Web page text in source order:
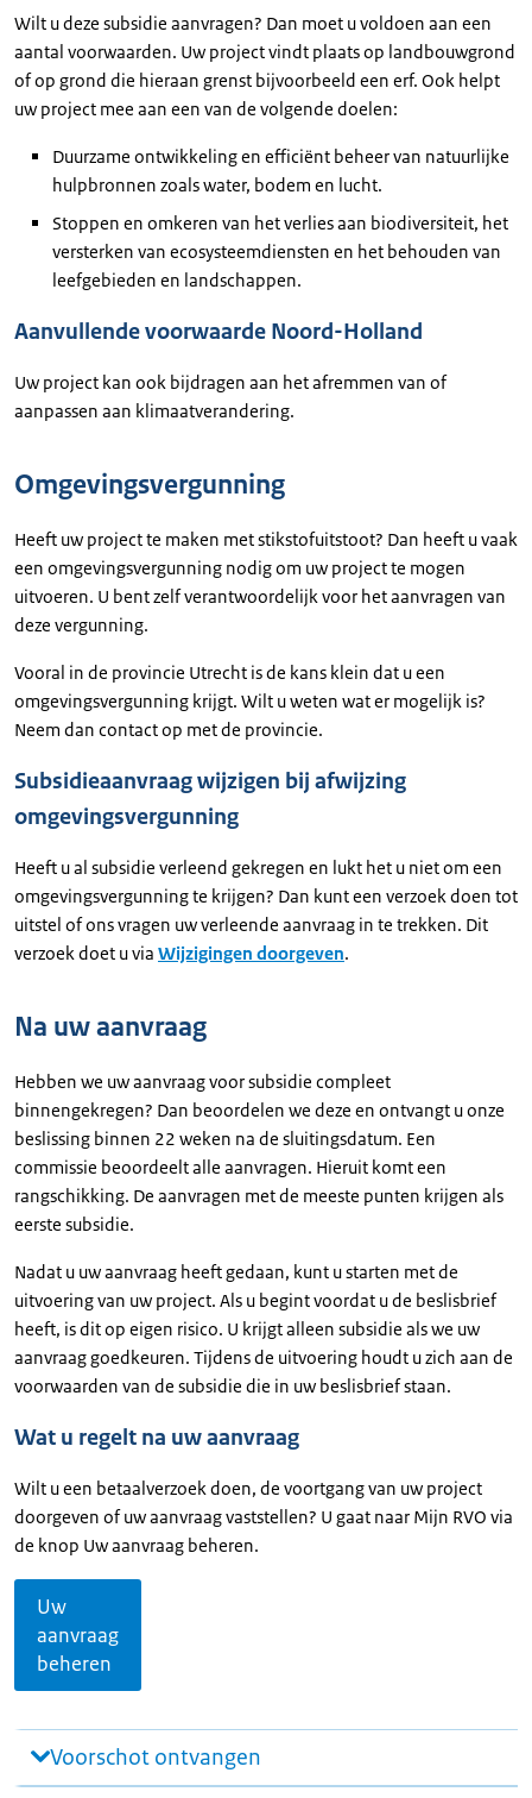
Wilt u deze subsidie aanvragen? Dan moet u voldoen aan een
aantal voorwaarden. Uw project vindt plaats op landbouwgrond
of op grond die hieraan grenst bijvoorbeeld een erf. Ook helpt
uw project mee aan een van de volgende doelen:
Duurzame ontwikkeling en efficiënt beheer van natuurlijke
hulpbronnen zoals water, bodem en lucht.
Stoppen en omkeren van het verlies aan biodiversiteit, het
versterken van ecosysteemdiensten en het behouden van
leefgebieden en landschappen.
Aanvullende voorwaarde Noord-Holland
Uw project kan ook bijdragen aan het afremmen van of
aanpassen aan klimaatverandering.
Omgevingsvergunning
Heeft uw project te maken met stikstofuitstoot? Dan heeft u vaak
een omgevingsvergunning nodig om uw project te mogen
uitvoeren. U bent zelf verantwoordelijk voor het aanvragen van
deze vergunning.
Vooral in de provincie Utrecht is de kans klein dat u een
omgevingsvergunning krijgt. Wilt u weten wat er mogelijk is?
Neem dan contact op met de provincie.
Subsidieaanvraag wijzigen bij afwijzing
omgevingsvergunning
Heeft u al subsidie verleend gekregen en lukt het u niet om een
omgevingsvergunning te krijgen? Dan kunt een verzoek doen tot
uitstel of ons vragen uw verleende aanvraag in te trekken. Dit
verzoek doet u via Wijzigingen doorgeven.
Na uw aanvraag
Hebben we uw aanvraag voor subsidie compleet
binnengekregen? Dan beoordelen we deze en ontvangt u onze
beslissing binnen 22 weken na de sluitingsdatum. Een
commissie beoordeelt alle aanvragen. Hieruit komt een
rangschikking. De aanvragen met de meeste punten krijgen als
eerste subsidie.
Nadat u uw aanvraag heeft gedaan, kunt u starten met de
uitvoering van uw project. Als u begint voordat u de beslisbrief
heeft, is dit op eigen risico. U krijgt alleen subsidie als we uw
aanvraag goedkeuren. Tijdens de uitvoering houdt u zich aan de
voorwaarden van de subsidie die in uw beslisbrief staan.
Wat u regelt na uw aanvraag
Wilt u een betaalverzoek doen, de voortgang van uw project
doorgeven of uw aanvraag vaststellen? U gaat naar Mijn RVO via
de knop Uw aanvraag beheren.
Uw
aanvraag
beheren
Voorschot ontvangen